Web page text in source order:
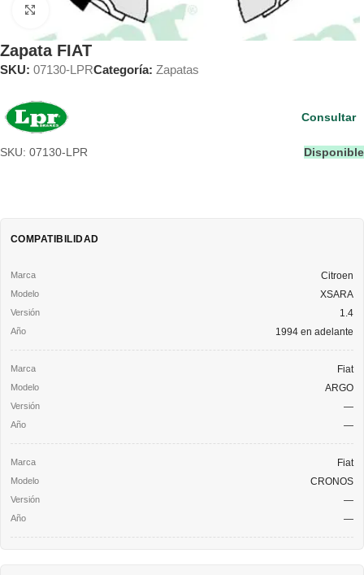
Clic para ampliar
Zapata FIAT
SKU: 07130-LPRCategoría: Zapatas
SKU: 07130-LPR Disponible
Consultar
COMPATIBILIDAD
Citroen
XSARA
1.4
1994 en adelante
Fiat
ARGO
—
—
Fiat
CRONOS
—
—